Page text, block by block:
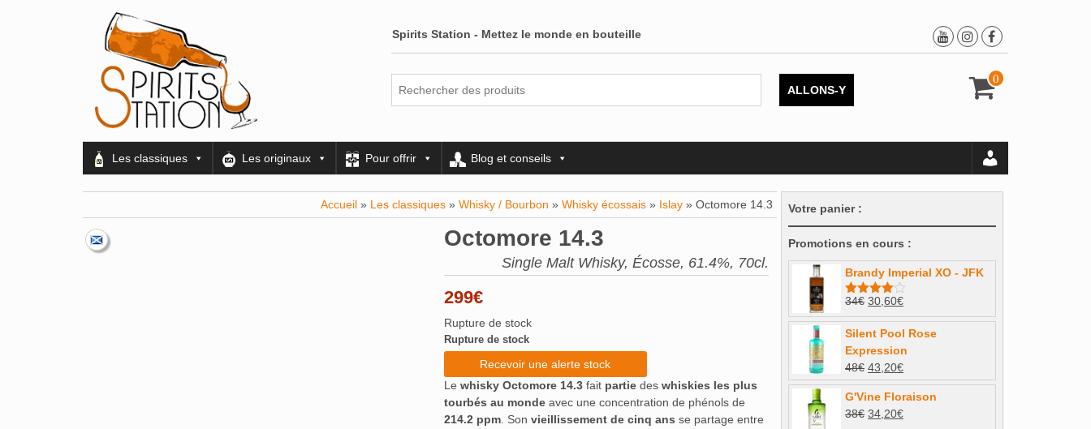
Spirits Station - Mettez le monde en bouteille
0
ALLONS-Y
Les classiques Les originaux Pour offrir Blog et conseils
Accueil » Les classiques » Whisky / Bourbon » Whisky écossais » Islay » Octomore 14.3
Octomore 14.3
Single Malt Whisky, Écosse, 61.4%, 70cl.
299€
Rupture de stock
Rupture de stock
Recevoir une alerte stock
Le whisky Octomore 14.3fait partiedes whiskies les plus
tourbés au mondeavec une concentration de phénols de
214.2 ppm. Son vieillissement de cinq ans se partage entre
Votre panier :
Promotions en cours :
Brandy Imperial XO - JFK
Note4.00
sur 5
34€ Le
prix
initial
était :
34€.
30,60€Le
prix
actuel
est :
30,60€.
Silent Pool Rose
Expression
48€ Le
prix
initial
était :
43,20€Le
prix
actuel
est :
G'Vine Floraison
38€ Le
34,20€Le